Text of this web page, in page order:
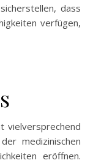
dass
verfügen,
vielversprechend
medizinischen
eröffnen.